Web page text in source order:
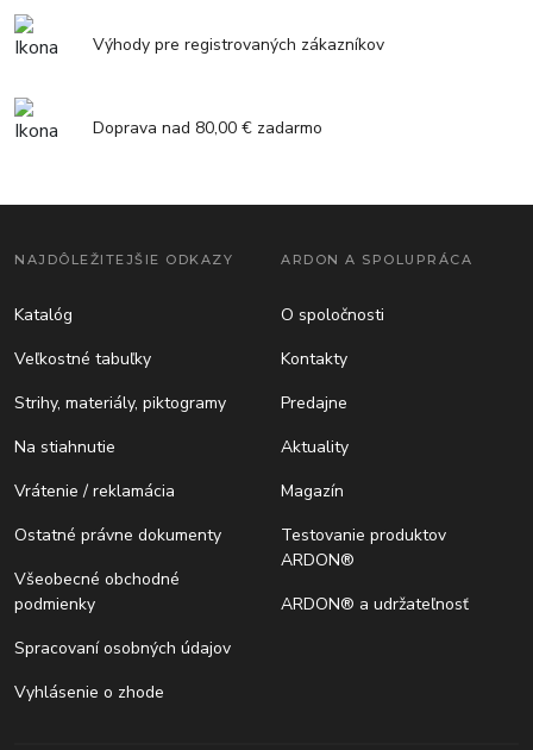
Výhody pre registrovaných zákazníkov
Doprava nad 80,00 € zadarmo
NAJDÔLEŽITEJŠIE ODKAZY
Katalóg
Veľkostné tabuľky
Strihy, materiály, piktogramy
Na stiahnutie
Vrátenie / reklamácia
Ostatné právne dokumenty
Všeobecné obchodné
podmienky
Spracovaní osobných údajov
Vyhlásenie o zhode
ARDON A SPOLUPRÁCA
O spoločnosti
Kontakty
Predajne
Aktuality
Magazín
Testovanie produktov
ARDON®
ARDON® a udržateľnosť